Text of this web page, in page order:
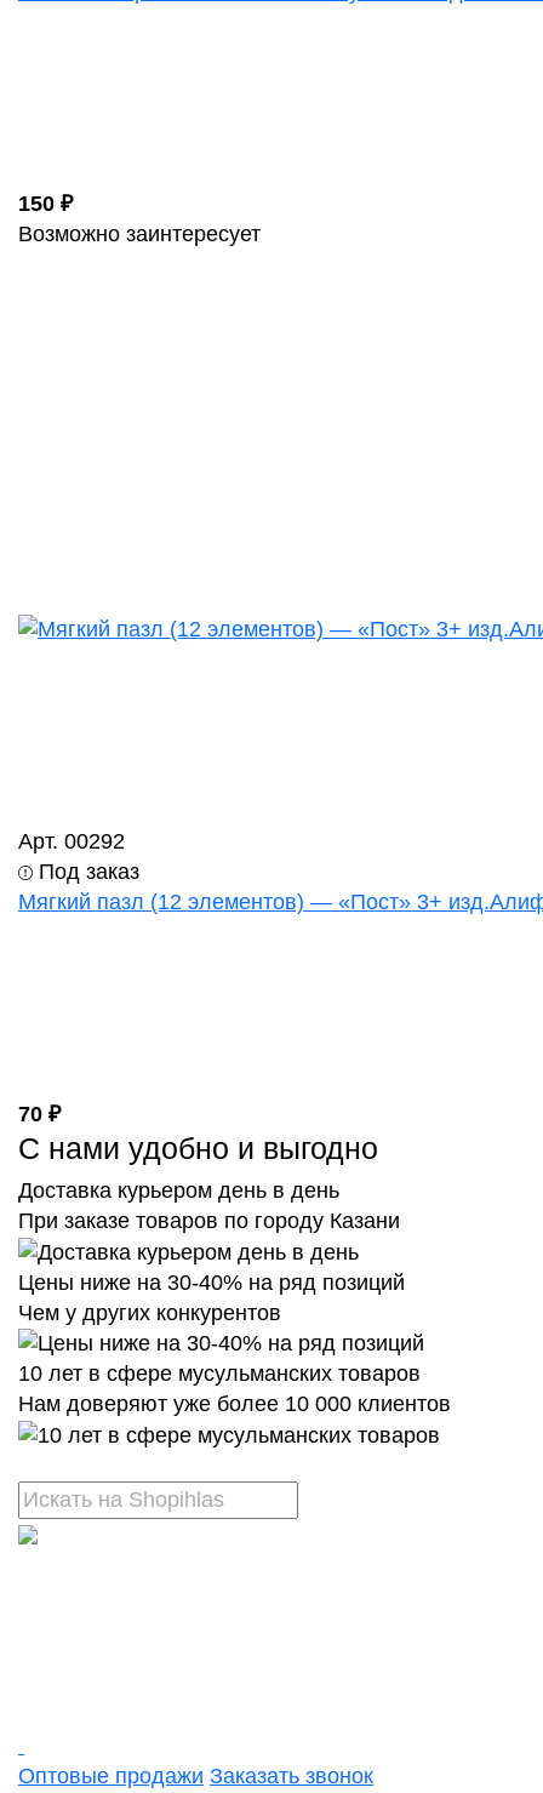
150 ₽
Возможно заинтересует
Арт. 00292
Под заказ
Мягкий пазл (12 элементов) — «Пост» 3+
70 ₽
С нами удобно и выгодно
Доставка курьером день в день
При заказе товаров по городу Казани
Цены ниже на 30-40% на ряд позиций
Чем у других конкурентов
10 лет в сфере мусульманских товаров
Нам доверяют уже более 10 000 клиентов
Оптовые продажи Заказать звонок